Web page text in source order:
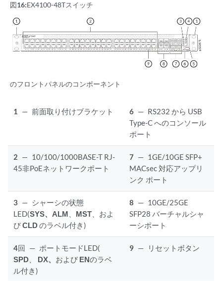
図16:EX4100-48Tスイッチ
のフロントパネルのコンポーネント
1 — 前面取り付けブラケット 6 — RS232 から USB
Type-C へのコンソール
ポート
2 — 10/100/1000BASE-T RJ-
45非PoEネットワークポート
7 — 1GE/10GE SFP+
MACsec 対応アップリ
ンク ポート
3 — シャーシの状態
LED(SYS、 ALM MST 、およ
びCLDのラベル付き)
8 — 10GE/25GE
SFP28 バーチャルシャ
ーシポート
4回 — ポートモードLED(
SPD
DX、 および ENのラベ
ル付き)
9 — リセットボタン